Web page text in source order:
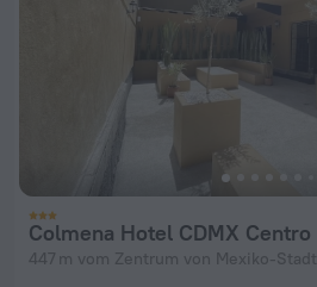
Colmena Hotel CDMX Centro
447 m vom Zentrum von Mexiko-Stadt